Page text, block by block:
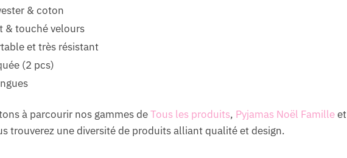
& coton
& touché velours
et très résistant
(2 pcs)
à parcourir nos gammes deTous les produits, Pyjamas Noël Familleet
trouverez une diversité de produits alliant qualité et design.